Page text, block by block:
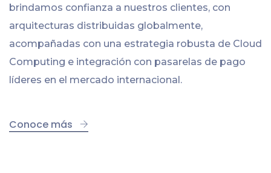
brindamos confianza a nuestros clientes, con
arquitecturas distribuidas globalmente,
acompañadas con una estrategia robusta de Cloud
Computing e integración con pasarelas de pago
líderes en el mercado internacional.
Conoce más